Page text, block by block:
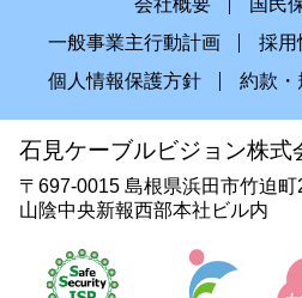
一般事業主行動計画
採用
個人情報保護方針
約款・
石見ケーブルビジョン株式
〒697-0015 島根県浜田市竹迫
山陰中央新報西部本社ビル内